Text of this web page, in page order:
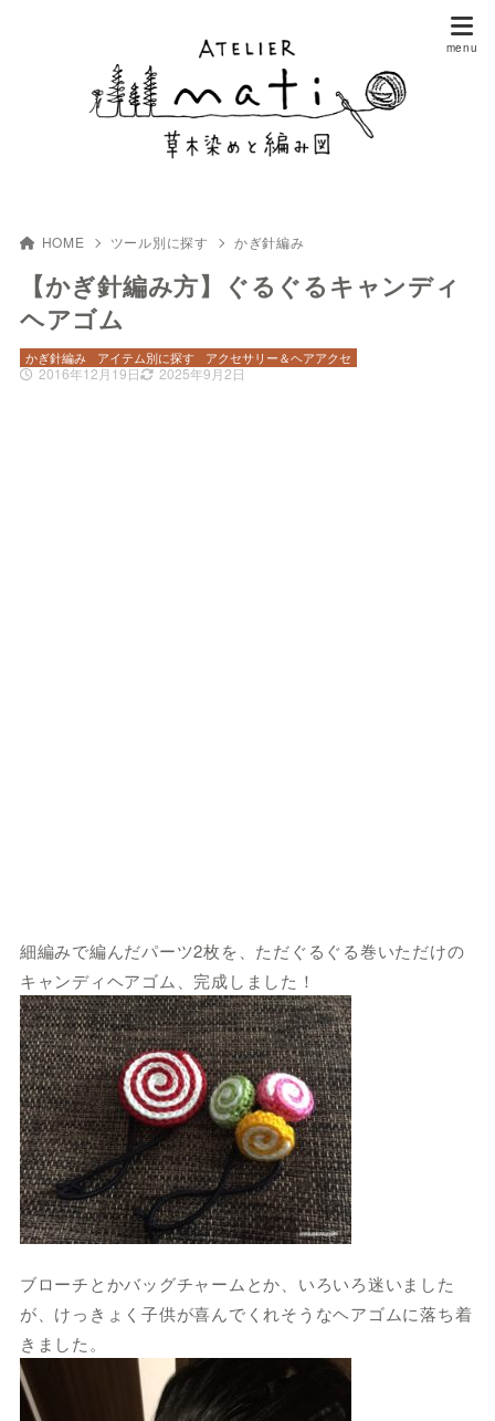
HOME ツール別に探す かぎ針編み
【かぎ針編み方】ぐるぐるキャンディ
ヘアゴム
2016年12月19日 2025年9月2日
かぎ針編み アイテム別に探す アクセサリー＆ヘアアクセ
細編みで編んだパーツ2枚を、ただぐるぐる巻いただけの
キャンディヘアゴム、完成しました！
ブローチとかバッグチャームとか、いろいろ迷いました
が、けっきょく子供が喜んでくれそうなヘアゴムに落ち着
きました。